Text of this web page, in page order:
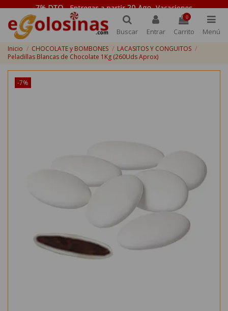
Buscar Entrar
0
Carrito Menú
Inicio CHOCOLATE y BOMBONES
LACASITOS Y CONGUITOS
Peladillas Blancas de Chocolate 1Kg (260Uds Aprox)
-7%